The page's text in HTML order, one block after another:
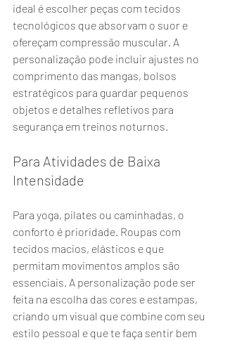
ideal é escolher peças com tecidos
tecnológicos que absorvam o suor e
ofereçam compressão muscular. A
personalização pode incluir ajustes no
comprimento das mangas, bolsos
estratégicos para guardar pequenos
objetos e detalhes refletivos para
segurança em treinos noturnos.
Para Atividades de Baixa
Intensidade
Para yoga, pilates ou caminhadas, o
conforto é prioridade. Roupas com
tecidos macios, elásticos e que
permitam movimentos amplos são
essenciais. A personalização pode ser
feita na escolha das cores e estampas,
criando um visual que combine com seu
estilo pessoal e que te faça sentir bem